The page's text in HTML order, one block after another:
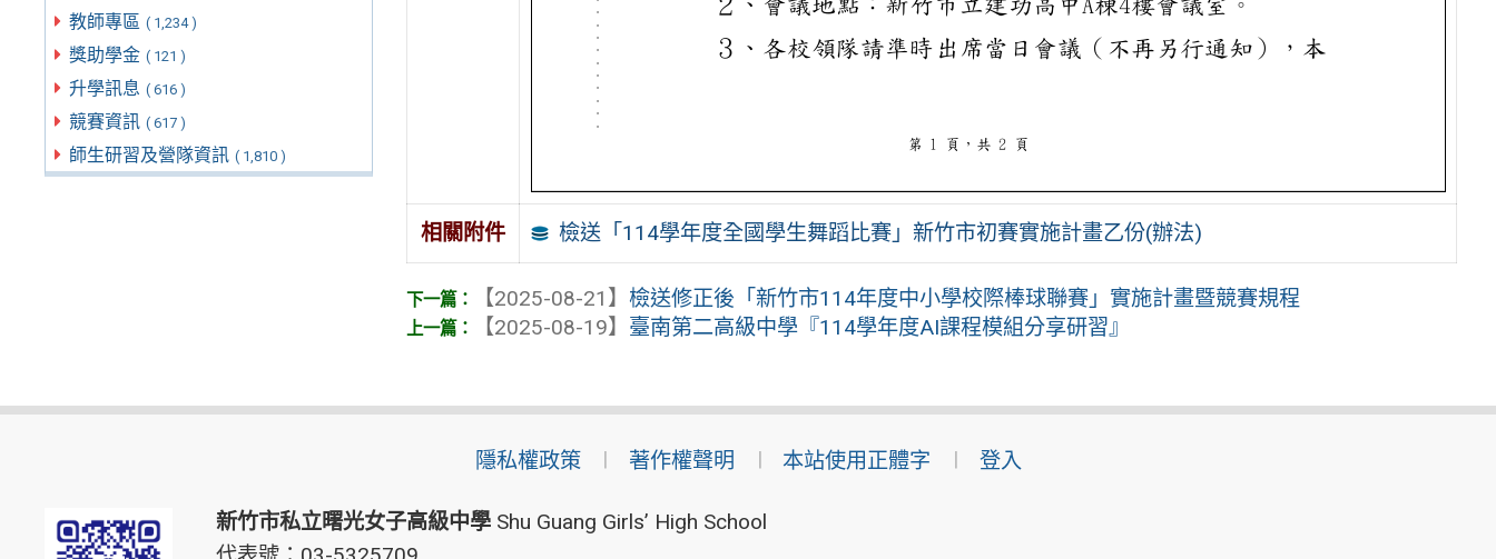
教師專區 ( 1,234 )
獎助學金 ( 121 )
升學訊息 ( 616 )
競賽資訊 ( 617 )
師生研習及營隊資訊 ( 1,810 )
相關附件 檢送「114學年度全國學生舞蹈比賽」新竹市初賽實施計畫乙份(辦法)
【2025-08-21】檢送修正後「新竹市114年度中小學校際棒球聯賽」實施計畫暨競賽規程
【2025-08-19】 臺南第二高級中學『114學年度AI課程模組分享研習』
隱私權政策 著作權聲明 本站使用正體字 登入
新竹市私立曙光女子高級中學Shu Guang Girls’ High School